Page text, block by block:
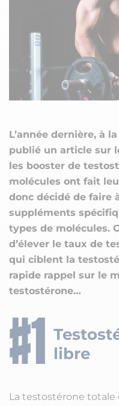
L’année dernière, à
publié un article sur
les booster de
molécules ont fait
donc décidé de faire
suppléments
types de molécules.
d’élever le taux de
qui ciblent la
rapide rappel sur le
testostérone…
libre
La testostérone totale